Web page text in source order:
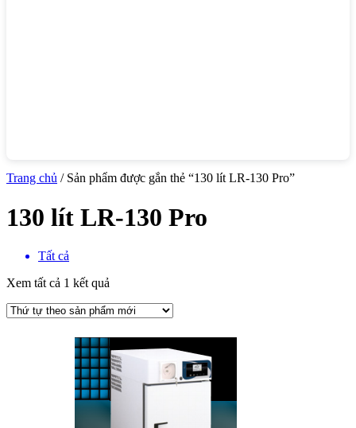
Trang chủ / Sản phẩm được gắn thẻ “130 lít LR-130 Pro”
130 lít LR-130 Pro
Tất cả
Xem tất cả 1 kết quả